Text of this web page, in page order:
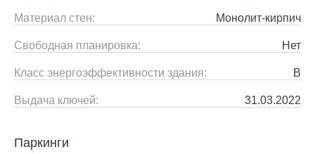
Материал стен: Монолит-кирпич
Свободная планировка: Нет
Класс энергоэффективности здания: B
Выдача ключей: 31.03.2022
Паркинги